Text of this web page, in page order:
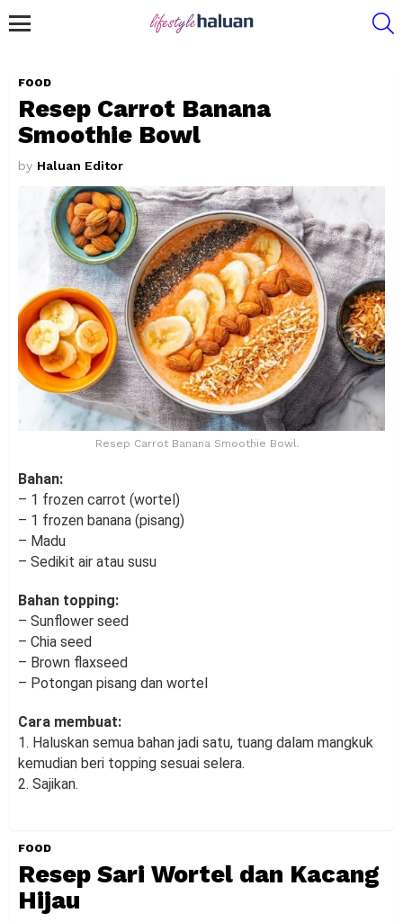
FOOD
Resep Carrot Banana
Smoothie Bowl
by Haluan Editor
Resep Carrot Banana Smoothie Bowl.
Bahan:
– 1 frozen carrot (wortel)
– 1 frozen banana (pisang)
– Madu
– Sedikit air atau susu
Bahan topping:
– Sunflower seed
– Chia seed
– Brown flaxseed
– Potongan pisang dan wortel
Cara membuat:
1. Haluskan semua bahan jadi satu, tuang dalam mangkuk
kemudian beri topping sesuai selera.
2. Sajikan.
FOOD
Resep Sari Wortel dan Kacang
Hijau